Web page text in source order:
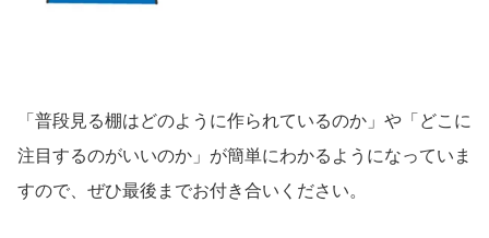
「普段見る棚はどのように作られているのか」や「どこに
注目するのがいいのか」が簡単にわかるようになっていま
すので、ぜひ最後までお付き合いください。